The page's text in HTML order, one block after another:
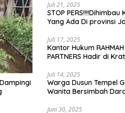
Juli 21, 2025
STOP
Yang Ada Di provinsi
Beritanews9.id
Juli 17, 2025
Kantor Hukum
PARTNERS Hadir di
Juli 14, 2025
Warga Dusun Tempel
Wanita Bersimbah
Juni 30, 2025